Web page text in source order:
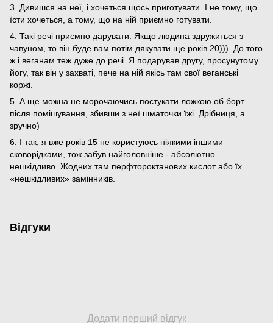
3. Дивишся на неї, і хочеться щось приготувати. І не тому, що
їсти хочеться, а тому, що на ній приємно готувати.
4. Такі речі приємно дарувати. Якщо людина здружиться з
чавуном, то він буде вам потім дякувати ще років 20))). До того
ж і веганам теж дуже до речі. Я подарував другу, просунутому
йогу, так він у захваті, пече на ній якісь там свої веганські
коржі.
5. А ще можна не морочаючись постукати ложкою об борт
після помішування, збивши з неї шматочки їжі. Дрібниця, а
зручно)
6. І так, я вже років 15 не користуюсь ніякими іншими
сковорідками, тож забув найголовніше - абсолютно
нешкідливо. Жодних там перфтороктанових кислот або їх
«нешкідливих» замінників.
Відгуки
Додати перший відгук